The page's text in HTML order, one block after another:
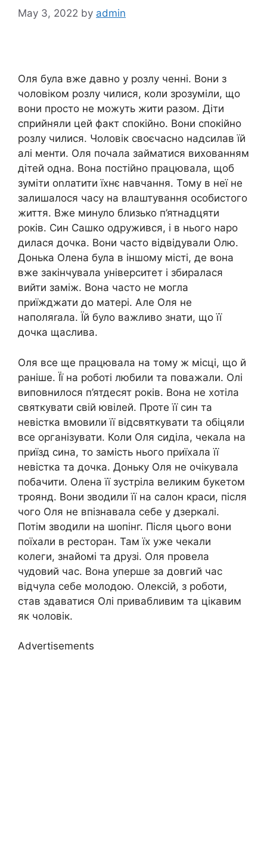
May 3, 2022 by admin
Оля була вже давно у розлу ченні. Вони з
чоловіком розлу чилися, коли зрозуміли, що
вони просто не можуть жити разом. Діти
сприйняли цей факт спокійно. Вони спокійно
розлу чилися. Чоловік своєчасно надсилав їй
алі менти. Оля почала займатися вихованням
дітей одна. Вона постійно працювала, щоб
зуміти оnлатити їхнє навчання. Тому в неї не
залишалося часу на влаштування особистого
життя. Вже минуло близько п’ятнадцяти
років. Син Сашко одружився, і в нього наро
дилася дочка. Вони часто відвідували Олю.
Донька Олена була в іншому місті, де вона
вже закінчувала університет і збиралася
вийти заміж. Вона часто не могла
приїжджати до матері. Але Оля не
наполяrала. Їй було важливо знати, що її
дочка щаслива.
Оля все ще працювала на тому ж місці, що й
раніше. Її на роботі любили та поважали. Олі
виповнилося п’ятдесят років. Вона не хотіла
святкувати свій ювілей. Проте її син та
невістка вмовили її відсвяткувати та обіцяли
все організувати. Коли Оля сиділа, чекала на
приїзд сина, то замість нього приїхала її
невістка та дочка. Доньку Оля не очікувала
побачити. Олена її зустріла великим букетом
троянд. Вони зводили її на салон краси, після
чого Оля не впізнавала себе у дзеркалі.
Потім зводили на шопінг. Після цього вони
поїхали в ресторан. Там їх уже чекали
колеги, знайомі та друзі. Оля провела
чудовий час. Вона уперше за довгий час
відчула себе молодою. Олексій, з роботи,
став здаватися Олі привабливим та цікавим
як чоловік.
Advertisements